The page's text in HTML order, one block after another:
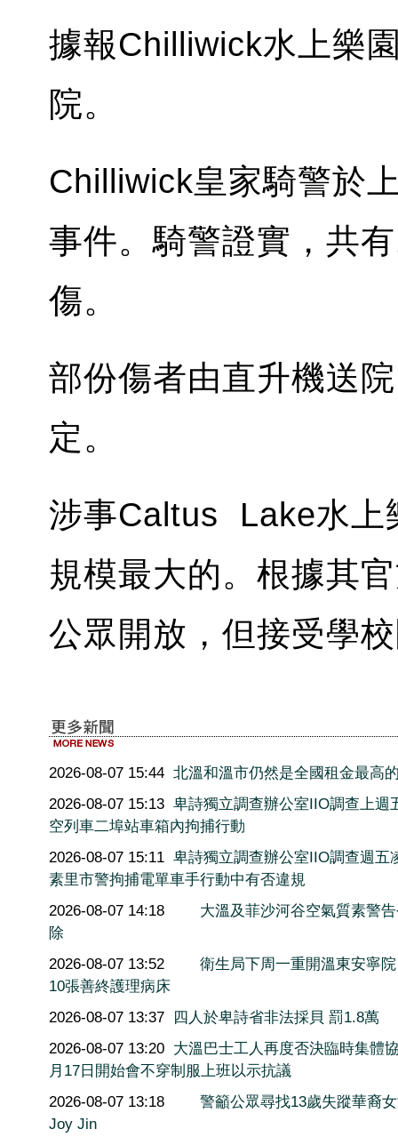
據報Chilliwick水上樂
院。
Chilliwick皇家騎警於
事件。騎警證實，共
傷。
部份傷者由直升機送
定。
涉事Caltus Lake水上
規模最大的。根據其
公眾開放，但接受學
2026-08-07 15:44 北溫和溫市仍然是全國租金最高
2026-08-07 15:13 卑詩獨立調查辦公室IIO調查上週
空列車二埠站車箱內拘捕行動
2026-08-07 15:11 卑詩獨立調查辦公室IIO調查週五
素里市警拘捕電單車手行動中有否違規
2026-08-07 14:18
大溫及菲沙河谷空氣質素警
除
2026-08-07 13:52
衛生局下周一重開溫東安寧
10張善終護理病床
2026-08-07 13:37 四人於卑詩省非法採貝 罰1.8萬
2026-08-07 13:20 大溫巴士工人再度否決臨時集體
月17日開始會不穿制服上班以示抗議
2026-08-07 13:18
警籲公眾尋找13歲失蹤華裔
Joy Jin